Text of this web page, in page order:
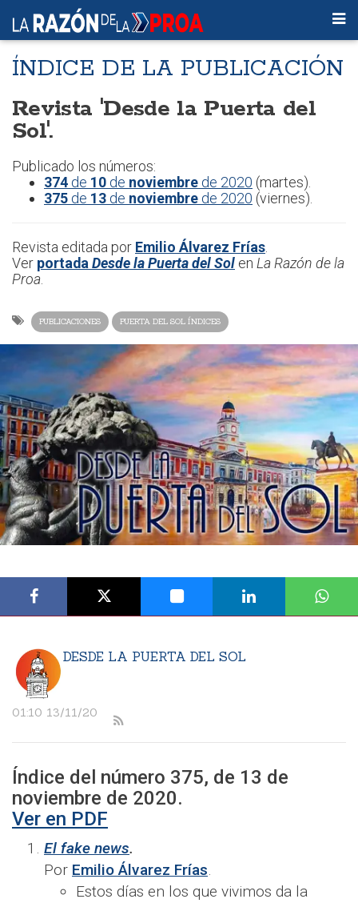
ÍNDICE DE LA PUBLICACIÓN
Revista 'Desde la Puerta del
Sol'.
Publicado los números:
374 de 10 de noviembre de 2020 (martes).
375 de 13 de noviembre de 2020 (viernes).
Revista editada por Emilio Álvarez Frías
Ver portada Desde la Puerta del Sol en La Razón de la
Proa
PUBLICACIONES PUERTA DEL SOL ÍNDICES
DESDE LA PUERTA DEL SOL
01:10 13/11/20
Índice del número 375, de 13 de
noviembre de 2020.
Ver en PDF
El fake news.
Por Emilio Álvarez Frías.
Estos días en los que vivimos da la